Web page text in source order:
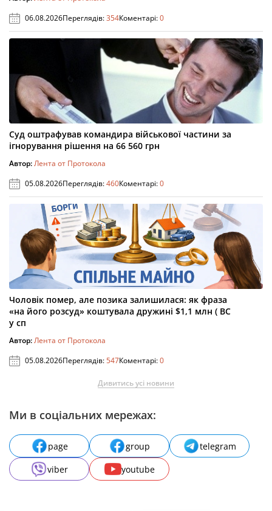
06.08.2026Переглядів:354Коментарі:0
Суд оштрафував командира військової частини за
ігнорування рішення на 66 560 грн
Автор:Лента от Протокола
05.08.2026Переглядів:460Коментарі:0
Чоловік помер, але позика залишилася: як фраза
«на його розсуд» коштувала дружині $1,1 млн ( ВС
у сп
Автор:Лента от Протокола
05.08.2026Переглядів:547Коментарі:0
Дивитись усі новини
Ми в соціальних мережах:
page group
telegram
viber
youtube